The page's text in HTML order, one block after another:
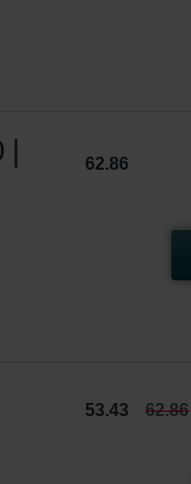
|
62.86
53.43 62.86